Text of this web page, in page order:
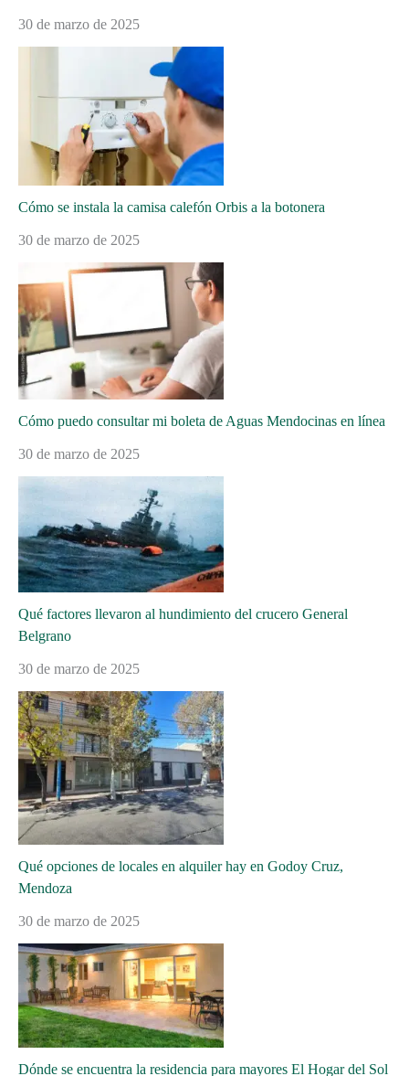
30 de marzo de 2025
Cómo se instala la camisa calefón Orbis a la botonera
30 de marzo de 2025
Cómo puedo consultar mi boleta de Aguas Mendocinas en línea
30 de marzo de 2025
Qué factores llevaron al hundimiento del crucero General
Belgrano
30 de marzo de 2025
Qué opciones de locales en alquiler hay en Godoy Cruz,
Mendoza
30 de marzo de 2025
Dónde se encuentra la residencia para mayores El Hogar del Sol